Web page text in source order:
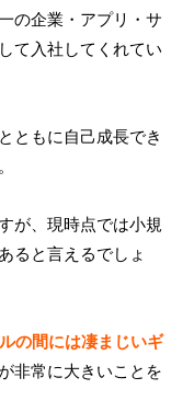
の企業・アプリ・サ
て入社してくれてい
ともに自己成長でき
が、現時点では小規
ると言えるでしょ
の間には凄まじいギ
非常に大きいことを